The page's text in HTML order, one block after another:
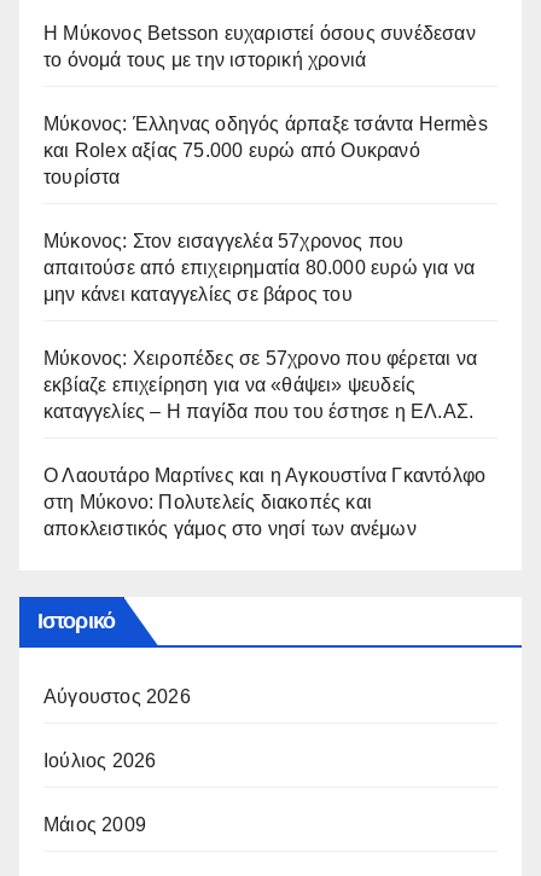
Η Μύκονος Betsson ευχαριστεί όσους συνέδεσαν
το όνομά τους με την ιστορική χρονιά
Μύκονος: Έλληνας οδηγός άρπαξε τσάντα Hermès
και Rolex αξίας 75.000 ευρώ από Ουκρανό
τουρίστα
Μύκονος: Στον εισαγγελέα 57χρονος που
απαιτούσε από επιχειρηματία 80.000 ευρώ για να
μην κάνει καταγγελίες σε βάρος του
Μύκονος: Χειροπέδες σε 57χρονο που φέρεται να
εκβίαζε επιχείρηση για να «θάψει» ψευδείς
καταγγελίες – Η παγίδα που του έστησε η ΕΛ.ΑΣ.
Ο Λαουτάρο Μαρτίνες και η Αγκουστίνα Γκαντόλφο
στη Μύκονο: Πολυτελείς διακοπές και
αποκλειστικός γάμος στο νησί των ανέμων
Ιστορικό
Αύγουστος 2026
Ιούλιος 2026
Μάιος 2009